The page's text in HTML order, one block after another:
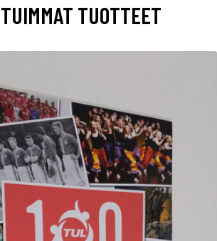
TUOTTEET